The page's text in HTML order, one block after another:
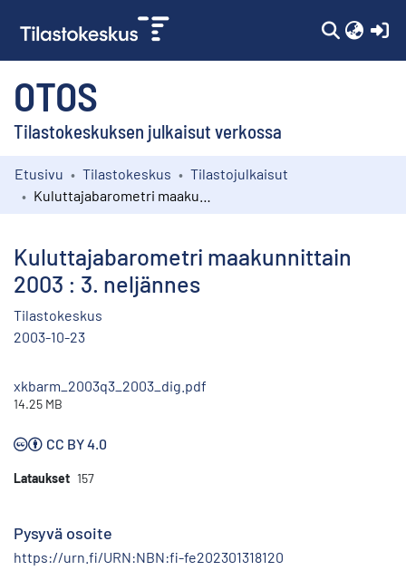
OTOS
Tilastokeskuksen julkaisut verkossa
Kokoelmat
Etusivu Tilastokeskus
Tilastojulkaisut
Kuluttajabarometri maakunnittain
2003 : 3. neljännes
Tilastokeskus
2003-10-23
xkbarm_2003q3_2003_dig.pdf
14.25 MB
CC BY 4.0
Lataukset 157
Pysyvä osoite
https://urn.fi/URN:NBN:fi-fe202301318120